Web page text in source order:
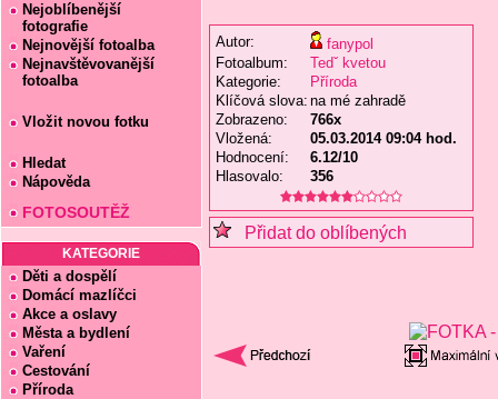
Nejoblíbenější
fotografie
Nejnovější fotoalba
Nejnavštěvovanější
fotoalba
Vložit novou fotku
Hledat
Nápověda
FOTOSOUTĚŽ
KATEGORIE
Děti a dospělí
Domácí mazlíčci
Akce a oslavy
Města a bydlení
Vaření
Cestování
Příroda
Autor:
fanypol
Fotoalbum:
Tedˇ kvetou
Kategorie:
Příroda
Klíčová slova: na mé zahradě
Zobrazeno:
766x
Vložená:
05.03.2014 09:04 hod.
Hodnocení:
6.12/10
Hlasovalo:
356
Přidat do oblíbených